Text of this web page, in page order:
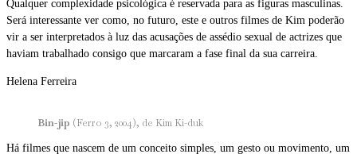
Qualquer complexidade psicológica é reservada para as figuras masculinas.
Será interessante ver como, no futuro, este e outros filmes de Kim poderão
vir a ser interpretados à luz das acusações de assédio sexual de actrizes que
haviam trabalhado consigo que marcaram a fase final da sua carreira.
Helena Ferreira
Bin-jip (Ferro 3, 2004), de Kim Ki-duk
Há filmes que nascem de um conceito simples, um gesto ou movimento, um